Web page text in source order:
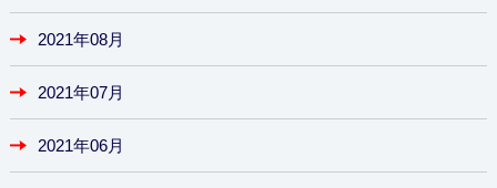
2021年08月
2021年07月
2021年06月